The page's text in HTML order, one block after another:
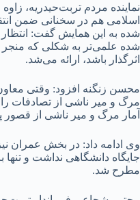
نماینده مردم تربت‌حیدریه،
اسلامی هم در سخنانی ضمن
شده به این همایش گفت:
شده علمی‌تر به شکلی که
اثرگذار باشد، ارائه می‌شد.
محسن زنگنه افزود: وقتی
مرگ و میر ناشی از تصادفات را
آمار مرگ و میر ناشی از قصور
وی ادامه داد: در بخش عمران
جایگاه دانشگاهی نداشت و تنها
مطرح شد.